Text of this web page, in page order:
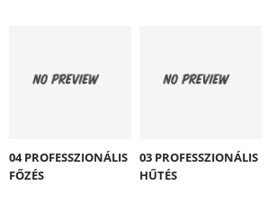
04 PROFESSZIONÁLIS
FŐZÉS
03 PROFESSZIONÁLIS
HŰTÉS